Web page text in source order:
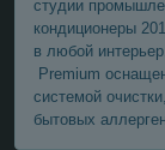
студии
кондиционеры
в любой интерьер.
Premium
системой
бытовых